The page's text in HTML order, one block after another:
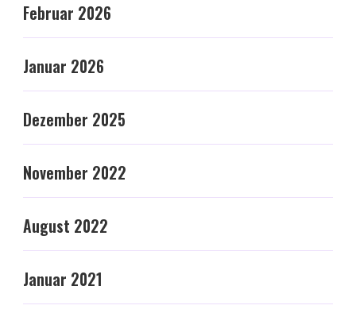
Februar 2026
Januar 2026
Dezember 2025
November 2022
August 2022
Januar 2021